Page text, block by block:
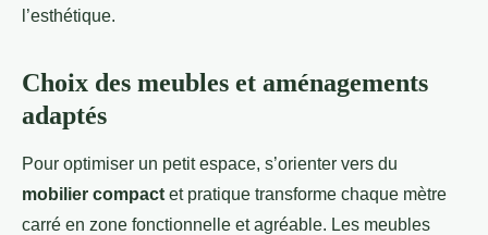
l’esthétique.
Choix des meubles et aménagements
adaptés
Pour optimiser un petit espace, s’orienter vers du
mobilier compact et pratique transforme chaque mètre
carré en zone fonctionnelle et agréable. Les meubles